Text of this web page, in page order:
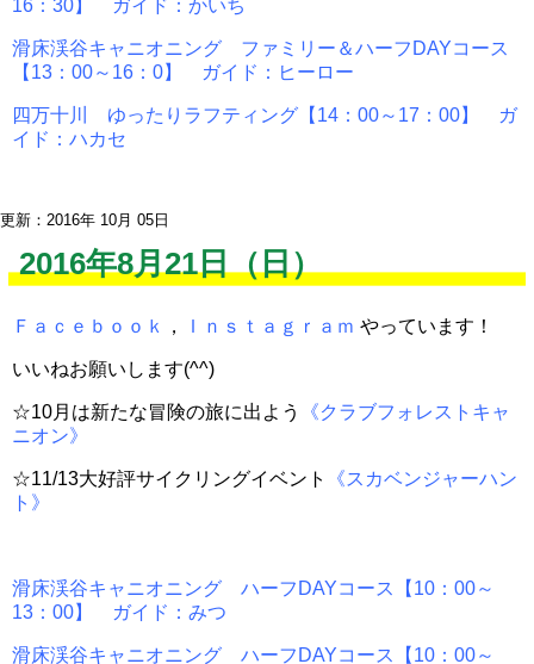
16：30】 ガイド：かいち
滑床渓谷キャニオニング ファミリー＆ハーフDAYコース
【13：00～16：0】 ガイド：ヒーロー
四万十川 ゆったりラフティング【14：00～17：00】 ガ
イド：ハカセ
更新：2016年 10月 05日
2016年8月21日（日）
Ｆａｃｅｂｏｏｋ ， Ｉｎｓｔａｇｒａｍ やっています！
いいねお願いします(^^)
☆10月は新たな冒険の旅に出よう
《クラブフォレストキャ
ニオン》
☆11/13大好評サイクリングイベント
《スカベンジャーハン
ト》
滑床渓谷キャニオニング ハーフDAYコース【10：00～
13：00】 ガイド：みつ
滑床渓谷キャニオニング ハーフDAYコース【10：00～